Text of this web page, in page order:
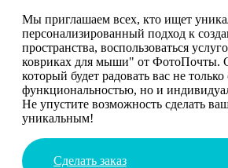
Мы приглашаем всех, кто ищет
персонализированный подход к
пространства, воспользоваться
ковриках для мыши" от ФотоПочты.
который будет радовать вас не только
функциональностью, но и
Не упустите возможность сделать
уникальным!
Сделать заказ